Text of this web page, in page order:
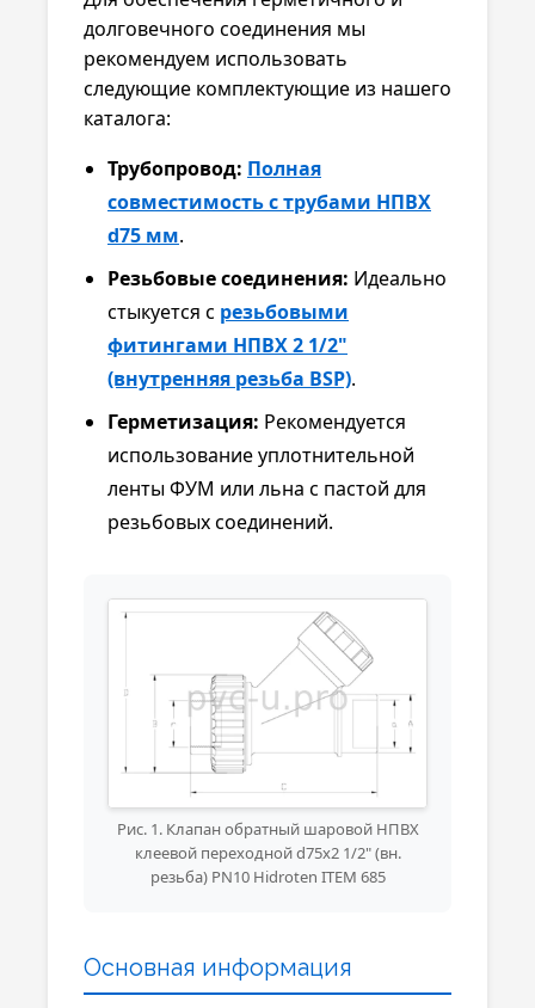
долговечного соединения мы
рекомендуем использовать
следующие комплектующие из нашего
каталога:
Трубопровод: Полная
совместимость с трубами НПВХ
d75 мм.
Резьбовые соединения: Идеально
стыкуется с резьбовыми
фитингами НПВХ 2 1/2"
(внутренняя резьба BSP).
Герметизация: Рекомендуется
использование уплотнительной
ленты ФУМ или льна с пастой для
резьбовых соединений.
Рис. 1. Клапан обратный шаровой НПВХ
клеевой переходной d75x2 1/2" (вн.
резьба) PN10 Hidroten ITEM 685
Основная информация